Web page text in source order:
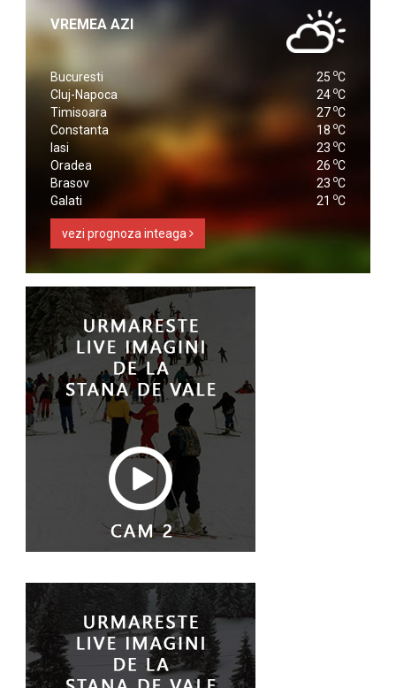
VREMEA AZI
Bucuresti 25 oC
Cluj-Napoca
24 oC
Timisoara
27 oC
Constanta
18 oC
Iasi
23 oC
Oradea
26 oC
Brasov
23 oC
Galati
21 oC
vezi prognoza inteaga